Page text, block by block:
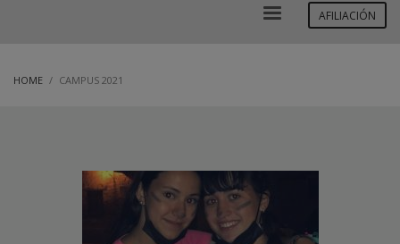
AFILIACIÓN
HOME CAMPUS 2021